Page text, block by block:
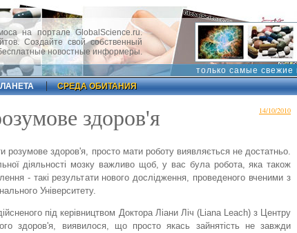
на портале GlobalScience.ru.
Создайте свой собственный
новостные информеры.
только самые свежие
СРЕДА ОБИТАНИЯ
14/10/2010
здоров'я
розумове здоров'я, просто мати роботу виявляється не достатньо.
діяльності мозку важливо щоб, у вас була робота, яка також
- такі результати нового дослідження, проведеного вченими з
Університету.
під керівництвом Доктора Ліани Ліч (Liana Leach) з Центру
здоров'я, виявилося, що просто якась зайнятість не завжди